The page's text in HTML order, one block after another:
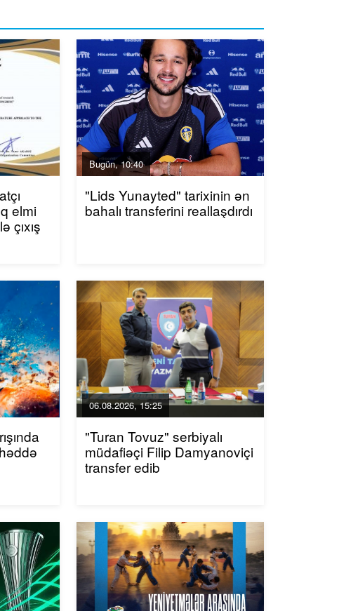
elmi
çıxış
Bugün, 10:40
"Lids Yunayted" tarixinin ən
bahalı transferini reallaşdırdı
06.08.2026, 15:25
"Turan Tovuz" serbiyalı
müdafiəçi Filip Damyanoviçi
transfer edib